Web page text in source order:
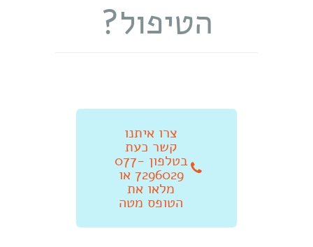
הטיפול?
צרו איתנו
קשר כעת
בטלפון 077-
7296029 או
מלאו את
הטופס מטה